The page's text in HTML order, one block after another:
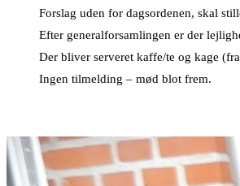
Forslag uden for dagsordenen, skal
Efter generalforsamlingen er der
Der bliver serveret kaffe/te og kage
Ingen tilmelding – mød blot frem.